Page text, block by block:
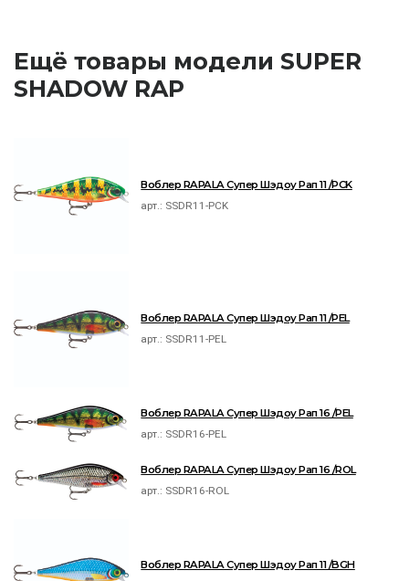
Ещё товары модели SUPER
SHADOW RAP
Воблер RAPALA Супер Шэдоу Рап 11 /PCK
арт.: SSDR11-PCK
Воблер RAPALA Супер Шэдоу Рап 11 /PEL
арт.: SSDR11-PEL
Воблер RAPALA Супер Шэдоу Рап 16 /PEL
арт.: SSDR16-PEL
Воблер RAPALA Супер Шэдоу Рап 16 /ROL
арт.: SSDR16-ROL
Воблер RAPALA Супер Шэдоу Рап 11 /BGH